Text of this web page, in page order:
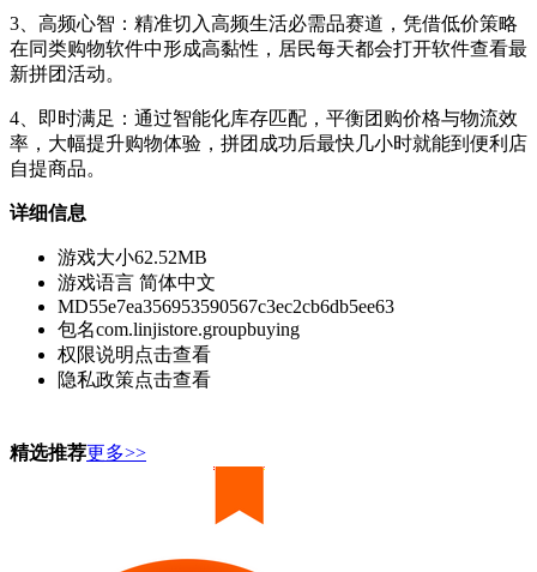
3、高频心智：精准切入高频生活必需品赛道，凭借低价策略
在同类购物软件中形成高黏性，居民每天都会打开软件查看最
新拼团活动。
4、即时满足：通过智能化库存匹配，平衡团购价格与物流效
率，大幅提升购物体验，拼团成功后最快几小时就能到便利店
自提商品。
详细信息
游戏大小62.52MB
游戏语言 简体中文
MD55e7ea356953590567c3ec2cb6db5ee63
包名com.linjistore.groupbuying
权限说明 点击查看
隐私政策点击查看
精选推荐更多>>